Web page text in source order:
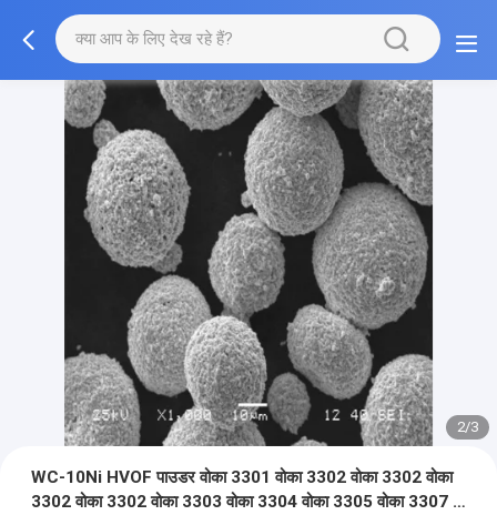
2/3
WC-10Ni HVOF पाउडर वोका 3301 वोका 3302 वोका 3302 वोका
3302 वोका 3302 वोका 3303 वोका 3304 वोका 3305 वोका 3307 के